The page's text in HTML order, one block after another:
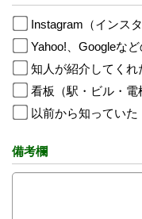
Instagram（インス
Yahoo!、Googleな
知人が紹介してくれ
看板（駅・ビル・電
以前から知っていた
備考欄